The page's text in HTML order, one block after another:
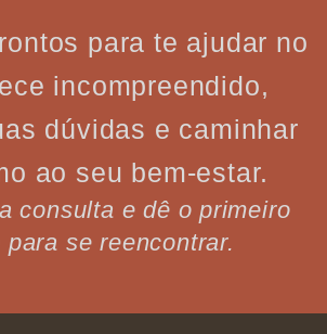
para te ajudar no
incompreendido,
dúvidas e caminhar
ao seu bem-estar.
consulta e dê o primeiro
para se reencontrar.